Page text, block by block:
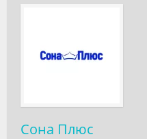
Сона Плюс